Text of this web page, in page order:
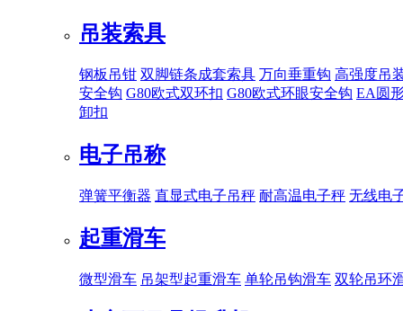
吊装索具
钢板吊钳 双脚链条成套索具 万向垂重钩 高强度吊
安全钩 G80欧式双环扣 G80欧式环眼安全钩 EA圆
卸扣
电子吊称
弹簧平衡器 直显式电子吊秤 耐高温电子秤 无线电
起重滑车
微型滑车 吊架型起重滑车 单轮吊钩滑车 双轮吊环